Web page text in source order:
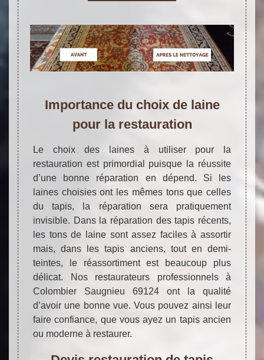
Importance du choix de laine
pour la restauration
Le choix des laines à utiliser pour la
restauration est primordial puisque la réussite
d’une bonne réparation en dépend. Si les
laines choisies ont les mêmes tons que celles
du tapis, la réparation sera pratiquement
invisible. Dans la réparation des tapis récents,
les tons de laine sont assez faciles à assortir
mais, dans les tapis anciens, tout en demi-
teintes, le réassortiment est beaucoup plus
délicat. Nos restaurateurs professionnels à
Colombier Saugnieu 69124 ont la qualité
d’avoir une bonne vue. Vous pouvez ainsi leur
faire confiance, que vous ayez un tapis ancien
ou moderne à restaurer.